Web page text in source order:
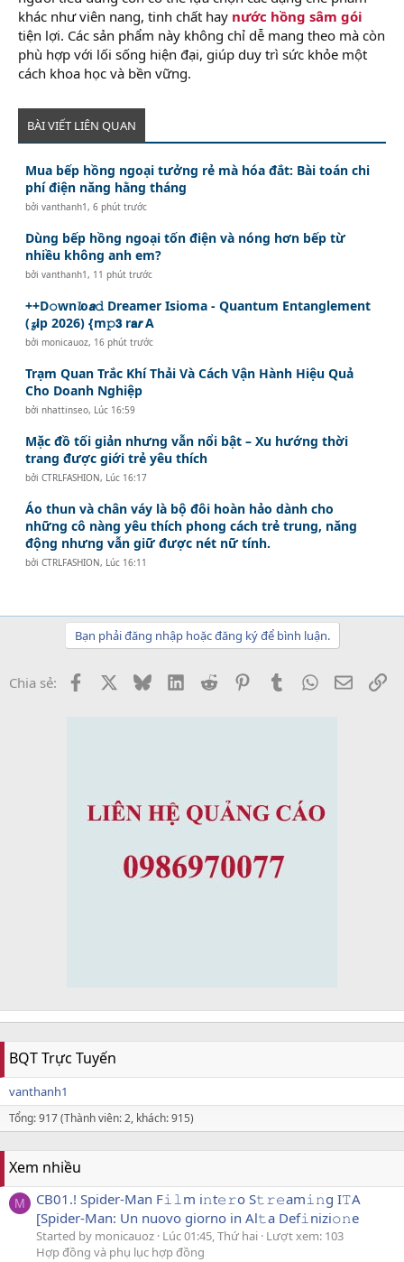
khác như viên nang, tinh chất hay nước hồng sâm gói
tiện lợi. Các sản phẩm này không chỉ dễ mang theo mà còn
phù hợp với lối sống hiện đại, giúp duy trì sức khỏe một
cách khoa học và bền vững.
BÀI VIẾT LIÊN QUAN
Mua bếp hồng ngoại tưởng rẻ mà hóa đắt: Bài toán chi
phí điện năng hằng tháng
bởivanthanh1 ,6 phút trước
Dùng bếp hồng ngoại tốn điện và nóng hơn bếp từ
nhiều không anh em?
bởivanthanh1 , 11 phút trước
++D𝚘wn𝓵o𝙖𝚍 Dreamer Isioma - Quantum Entanglement
(𝔃𝗶p 2026) {m𝚙𝟯 r𝗮𝙧 A
bởimonicauoz, 16 phút trước
Trạm Quan Trắc Khí Thải Và Cách Vận Hành Hiệu Quả
Cho Doanh Nghiệp
bởinhattinseo, Lúc 16:59
Mặc đồ tối giản nhưng vẫn nổi bật – Xu hướng thời
trang được giới trẻ yêu thích
bởiCTRLFASHION, Lúc 16:17
Áo thun và chân váy là bộ đôi hoàn hảo dành cho
những cô nàng yêu thích phong cách trẻ trung, năng
động nhưng vẫn giữ được nét nữ tính.
bởiCTRLFASHION, Lúc 16:11
Bạn phải đăng nhập hoặc đăng ký để bình luận.
Chia sẻ: Facebook BlueskyLinkedInReddit PinterestTumblrWhatsApp
Email
BQT Trực Tuyến
vanthanh1
Tổng: 917 (Thành viên: 2, khách: 915)
Xem nhiều
M
CB01.! Spider-Man F𝚒𝚕m i𝚗t𝚎𝚛o S𝚝𝚛𝚎am𝚒𝚗g I𝚃A
[Spider-Man: Un nuovo giorno in Al𝚝a Def𝚒nizi𝚘𝚗e
Started by monicauoz Lúc 01:45, Thứ hai Lượt xem: 103
Hợp đồng và phụ lục hợp đồng